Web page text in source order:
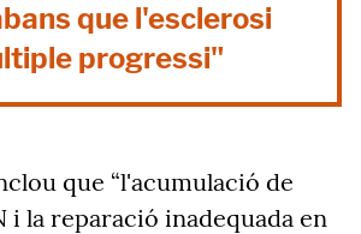
que l'esclerosi
progressi"
que “l'acumulació de
i la reparació inadequada en